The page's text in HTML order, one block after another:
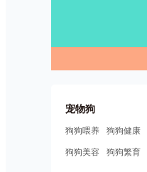
宠物狗
狗狗喂养 狗狗健康
狗狗美容 狗狗繁育